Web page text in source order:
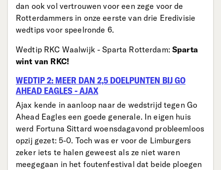
dan ook vol vertrouwen voor een zege voor de
Rotterdammers in onze eerste van drie Eredivisie
wedtips voor speelronde 6.
Wedtip RKC Waalwijk - Sparta Rotterdam:Sparta
wint van RKC!
WEDTIP 2: MEER DAN 2,5 DOELPUNTEN BIJ GO
AHEAD EAGLES - AJAX
Ajax kende in aanloop naar de wedstrijd tegen Go
Ahead Eagles een goede generale. In eigen huis
werd Fortuna Sittard woensdagavond probleemloos
opzij gezet: 5-0. Toch was er voor de Limburgers
zeker iets te halen geweest als ze niet waren
meegegaan in het foutenfestival dat beide ploegen